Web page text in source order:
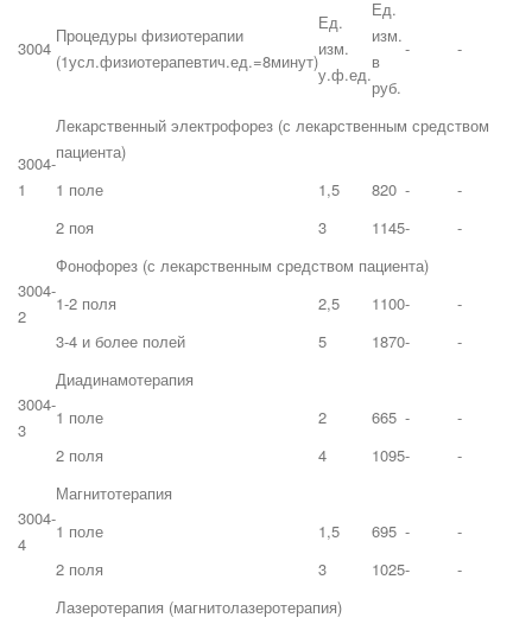
3004
Процедуры физиотерапии
(1усл.физиотерапевтич.ед.=8минут)
Ед.
изм.
у.ф.ед.
Ед.
изм.
в
руб.
- -
3004-
1
Лекарственный электрофорез (с лекарственным средством
пациента)
1 поле
1,5 820 -
-
2 поя
3 1145- -
3004-
2
Фонофорез (с лекарственным средством пациента)
1-2 поля
2,5 1100-
-
3-4 и более полей
5 1870- -
3004-
3
Диадинамотерапия
1 поле
2 665 -
-
2 поля
4 1095- -
3004-
4
Магнитотерапия
1 поле
1,5 695 -
-
2 поля
3 1025- -
Лазеротерапия (магнитолазеротерапия)